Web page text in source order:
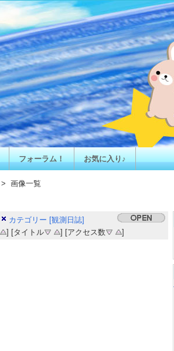
フォーラム！ お気に入り♪
> 画像一覧
カテゴリー [観測日誌]
] [タイトル ] [アクセス数 ]